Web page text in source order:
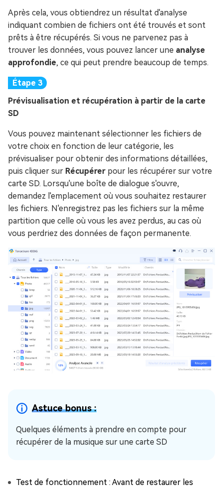
Après cela, vous obtiendrez un résultat d'analyse
indiquant combien de fichiers ont été trouvés et sont
prêts à être récupérés. Si vous ne parvenez pas à
trouver les données, vous pouvez lancer une analyse
approfondie, ce qui peut prendre beaucoup de temps.
Prévisualisation et récupération à partir de la carte
SD
Vous pouvez maintenant sélectionner les fichiers de
votre choix en fonction de leur catégorie, les
prévisualiser pour obtenir des informations détaillées,
puis cliquer sur Récupérer pour les récupérer sur votre
carte SD. Lorsqu'une boîte de dialogue s'ouvre,
demandez l'emplacement où vous souhaitez restaurer
les fichiers. N'enregistrez pas les fichiers sur la même
partition que celle où vous les avez perdus, au cas où
vous perdriez des données de façon permanente.
Astuce bonus :
Quelques éléments à prendre en compte pour
récupérer de la musique sur une carte SD
Test de fonctionnement : Avant de restaurer les